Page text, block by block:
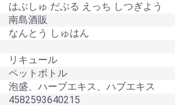
はぶしゅ だぶる えっち しつぎよう
南島酒販
なんとう しゅはん
リキュール
ペットボトル
泡盛、ハーブエキス、ハブエキス
4582593640215